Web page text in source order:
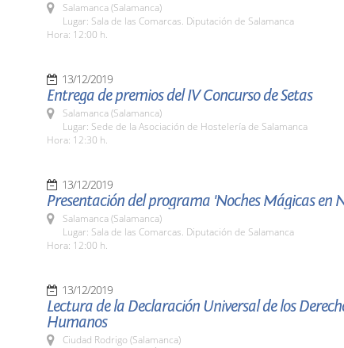
Salamanca (Salamanca)
Lugar: Sala de las Comarcas. Diputación de Salamanca
Hora: 12:00 h.
13/12/2019
Entrega de premios del IV Concurso de Setas
Salamanca (Salamanca)
Lugar: Sede de la Asociación de Hostelería de Salamanca
Hora: 12:30 h.
13/12/2019
Presentación del programa 'Noches Mágicas en
Salamanca (Salamanca)
Lugar: Sala de las Comarcas. Diputación de Salamanca
Hora: 12:00 h.
13/12/2019
Lectura de la Declaración Universal de los
Humanos
Ciudad Rodrigo (Salamanca)